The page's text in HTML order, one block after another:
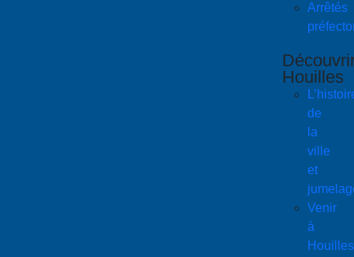
Arrêtés
Houilles
de
la
ville
et
Venir
à
Houilles